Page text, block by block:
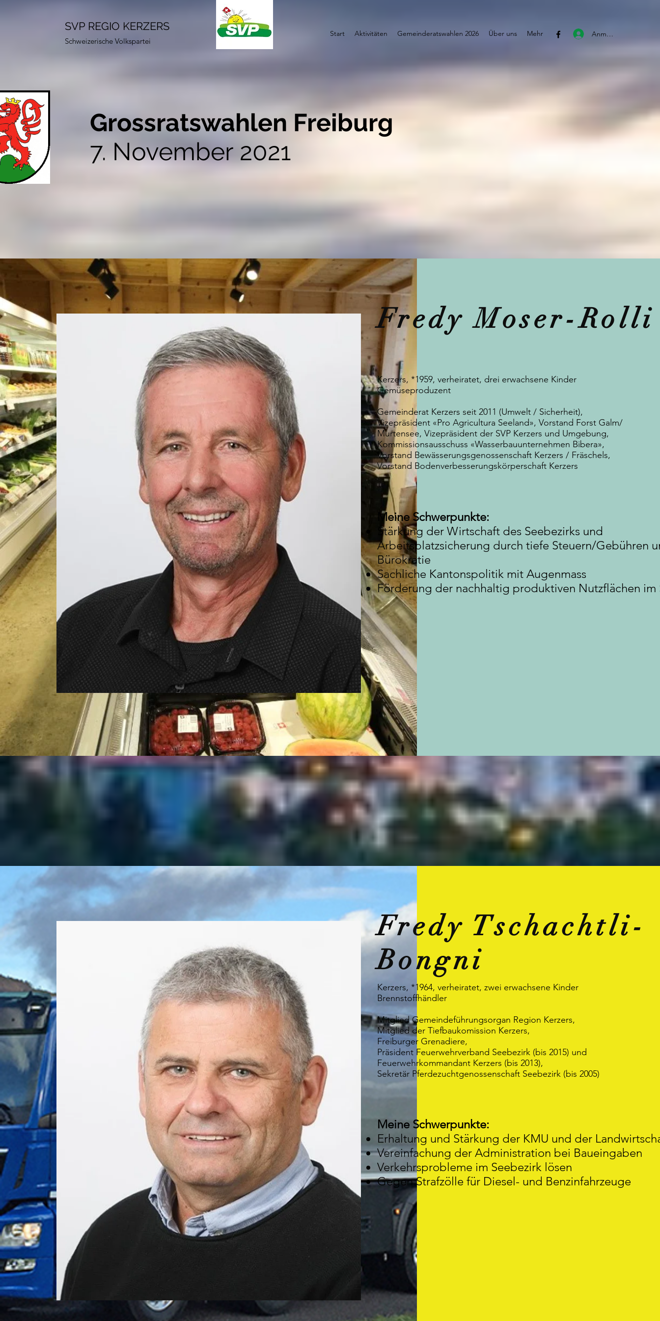
SVP REGIO KERZERS
Schweizerische Volkspartei
Start Aktivitäten Gemeinderatswahlen 2026 Über uns Mehr Anmelden
Grossratswahlen Freiburg
7. November 2021
Fredy Moser-Rolli
Kerzers, *1959, verheiratet, drei erwachsene Kinder
Gemüseproduzent
Gemeinderat Kerzers seit 2011 (Umwelt / Sicherheit),
Vizepräsident «Pro Agricultura Seeland», Vorstand Forst Galm/
Murtensee, Vizepräsident der SVP Kerzers und Umgebung,
Kommissionsausschuss «Wasserbauunternehmen Bibera»,
Vorstand Bewässerungsgenossenschaft Kerzers / Fräschels,
Vorstand Bodenverbesserungskörperschaft Kerzers
Meine Schwerpunkte:
Stärkung der Wirtschaft des Seebezirks und
Arbeitsplatzsicherung durch tiefe Steuern/Gebühren
Bürokratie
Sachliche Kantonspolitik mit Augenmass
Förderung der nachhaltig produktiven Nutzflächen im
Fredy Tschachtli-
Bongni
Kerzers, *1964, verheiratet, zwei erwachsene Kinder
Brennstoffhändler
Mitglied Gemeindeführungsorgan Region Kerzers,
Mitglied der Tiefbaukomission Kerzers,
Freiburger Grenadiere,
Präsident Feuerwehrverband Seebezirk (bis 2015) und
Feuerwehrkommandant Kerzers (bis 2013),
Sekretär Pferdezuchtgenossenschaft Seebezirk (bis 2005)
Meine Schwerpunkte:
Erhaltung und Stärkung der KMU und der
Vereinfachung der Administration bei Baueingaben
Verkehrsprobleme im Seebezirk lösen
Gegen Strafzölle für Diesel- und Benzinfahrzeuge